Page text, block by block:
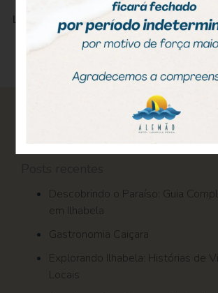
LEIA MAIS
Descobrindo o Paraíso: Guia
em Ilhabela
Gastronomia Caiçara
Explorando Ilhabela: Histórias de
Locais